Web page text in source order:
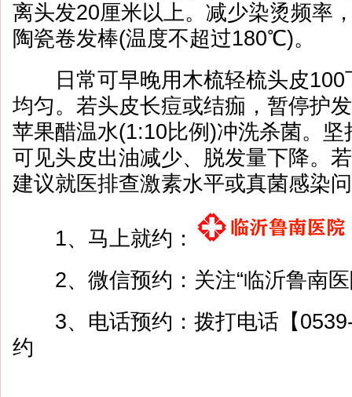
离头发20厘米以上。减少染烫频率
陶瓷卷发棒(温度不超过180℃)。
日常可早晚用木梳轻梳头皮100
均匀。若头皮长痘或结痂，暂停护
苹果醋温水(1:10比例)冲洗杀菌。
可见头皮出油减少、脱发量下降。
建议就医排查激素水平或真菌感染
1、马上就约：
2、微信预约：关注“临沂鲁南医
3、电话预约：拨打电话【
约